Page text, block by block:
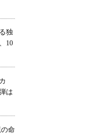
独
10
は
命